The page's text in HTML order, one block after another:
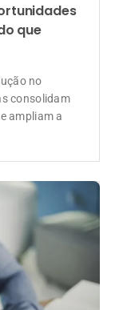
que
no
consolidam
ampliam a